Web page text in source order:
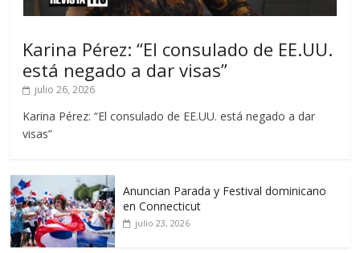
Karina Pérez: “El consulado de EE.UU.
está negado a dar visas”
julio 26, 2026
Karina Pérez: “El consulado de EE.UU. está negado a dar
visas”
Anuncian Parada y Festival dominicano
en Connecticut
julio 23, 2026